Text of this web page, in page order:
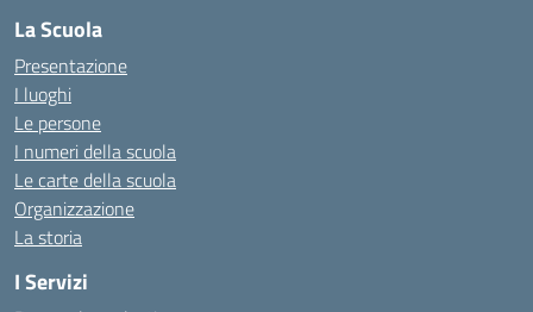
La Scuola
Presentazione
I luoghi
Le persone
I numeri della scuola
Le carte della scuola
Organizzazione
La storia
I Servizi